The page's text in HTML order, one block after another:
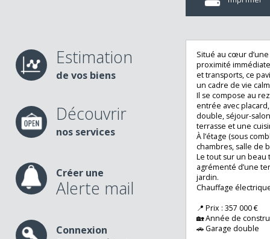
de vos biens
nos services
Alerte mail
Poser
Situé au cœur
proximité
et transports,
un cadre de vie
Il se compose
entrée avec
double, séjour-
terrasse et une
À l’étage (sous
chambres, salle
Le tout sur un
agrémenté
jardin.
Chauffage